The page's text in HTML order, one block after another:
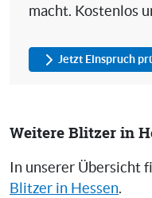
macht. Kostenlos
Jetzt Einspruch
Weitere Blitzer in
In unserer Übersicht
Blitzer in Hessen.